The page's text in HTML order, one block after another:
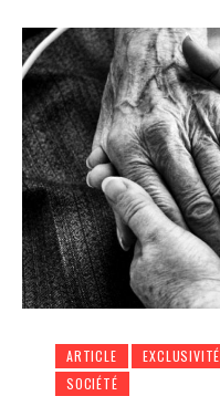
ARTICLE EXCLUSIVITÉ
SOCIÉTÉ